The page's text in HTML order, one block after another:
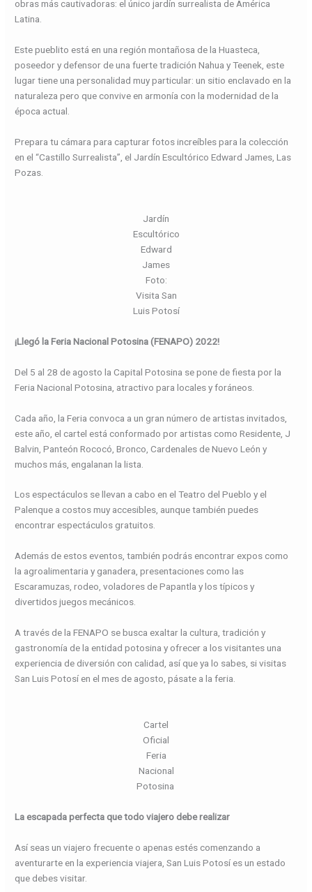
obras más cautivadoras: el único jardín surrealista de América
Latina.
Este pueblito está en una región montañosa de la Huasteca,
poseedor y defensor de una fuerte tradición Nahua y Teenek, este
lugar tiene una personalidad muy particular: un sitio enclavado en la
naturaleza pero que convive en armonía con la modernidad de la
época actual.
Prepara tu cámara para capturar fotos increíbles para la colección
en el “Castillo Surrealista”, el Jardín Escultórico Edward James, Las
Pozas.
Jardín
Escultórico
Edward
James
Foto:
Visita San
Luis Potosí
¡Llegó la Feria Nacional Potosina (FENAPO) 2022!
Del 5 al 28 de agosto la Capital Potosina se pone de fiesta por la
Feria Nacional Potosina, atractivo para locales y foráneos.
Cada año, la Feria convoca a un gran número de artistas invitados,
este año, el cartel está conformado por artistas como Residente, J
Balvin, Panteón Rococó, Bronco, Cardenales de Nuevo León y
muchos más, engalanan la lista.
Los espectáculos se llevan a cabo en el Teatro del Pueblo y el
Palenque a costos muy accesibles, aunque también puedes
encontrar espectáculos gratuitos.
Además de estos eventos, también podrás encontrar expos como
la agroalimentaria y ganadera, presentaciones como las
Escaramuzas, rodeo, voladores de Papantla y los típicos y
divertidos juegos mecánicos.
A través de la FENAPO se busca exaltar la cultura, tradición y
gastronomía de la entidad potosina y ofrecer a los visitantes una
experiencia de diversión con calidad, así que ya lo sabes, si visitas
San Luis Potosí en el mes de agosto, pásate a la feria.
Cartel
Oficial
Feria
Nacional
Potosina
La escapada perfecta que todo viajero debe realizar
Así seas un viajero frecuente o apenas estés comenzando a
aventurarte en la experiencia viajera, San Luis Potosí es un estado
que debes visitar.